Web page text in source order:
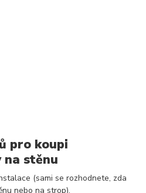
pro koupi
stěnu
(sami se rozhodnete, zda
nebo na strop).